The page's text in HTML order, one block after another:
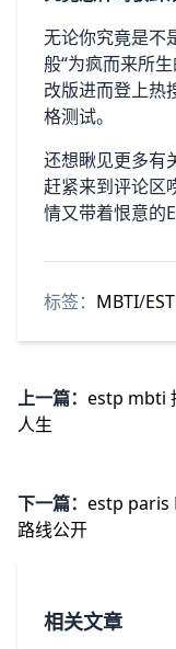
无论你究竟是不
般“为疯而来所
改版进而登上热
格测试。
还想瞅见更多有
赶紧来到评论区
情又带着恨意的
标签： MBTI/
上一篇： estp mbti
人生
下一篇： estp paris
路线公开
相关文章